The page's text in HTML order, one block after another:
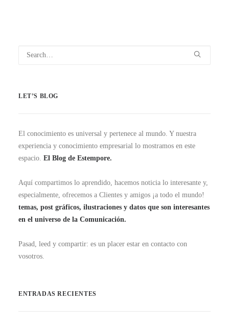
LET’S BLOG
El conocimiento es universal y pertenece al mundo. Y nuestra
experiencia y conocimiento empresarial lo mostramos en este
espacio. El Blog de Estempore.
Aquí compartimos lo aprendido, hacemos noticia lo interesante y,
especialmente, ofrecemos a Clientes y amigos ¡a todo el mundo!
temas, post gráficos, ilustraciones y datos que son interesantes
en el universo de la Comunicación.
Pasad, leed y compartir: es un placer estar en contacto con
vosotros.
ENTRADAS RECIENTES